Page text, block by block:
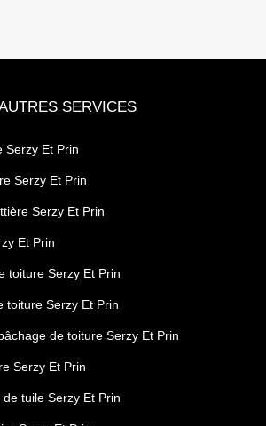
SERVICES
Serzy Et Prin
Serzy Et Prin
Serzy Et Prin
Et Prin
toiture Serzy Et Prin
toiture Serzy Et Prin
de toiture Serzy Et Prin
Serzy Et Prin
tuile Serzy Et Prin